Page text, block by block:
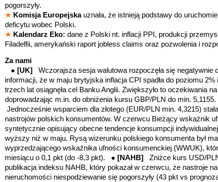
pogorszyły.
★ Komisja Europejska uznała, że istnieją podstawy do
deficytu wobec Polski.
★ Kalendarz Eko: dane z Polski nt. inflacji PPI, produkcji
Filadelfii, amerykański raport jobless claims oraz pozwolenia i
Za nami
● [UK] Wczorajsza sesja walutowa rozpoczęła się negatywnie
informacji, że w maju brytyjska inflacja CPI spadła do poziomu
trzech lat osiągnęła cel Banku Anglii. Zwiększyło to oczekiwania
doprowadzając m.in. do obniżenia kursu GBP/PLN do min.
Jednocześnie wsparciem dla złotego (EUR/PLN min. 4,3215)
nastrojów polskich konsumentów. W czerwcu Bieżący wskaźnik
syntetycznie opisujący obecne tendencje konsumpcji
wyższy niż w maju. Rysą wizerunku polskiego konsumenta był
wyprzedzającego wskaźnika ufności konsumenckiej (WWUK),
miesiącu o 0,1 pkt (do -8,3 pkt). ● [NAHB] Zniżce kurs USD/
publikacja indeksu NAHB, który pokazał w czerwcu, że nastroje
nieruchomości niespodziewanie się pogorszyły (43 pkt vs